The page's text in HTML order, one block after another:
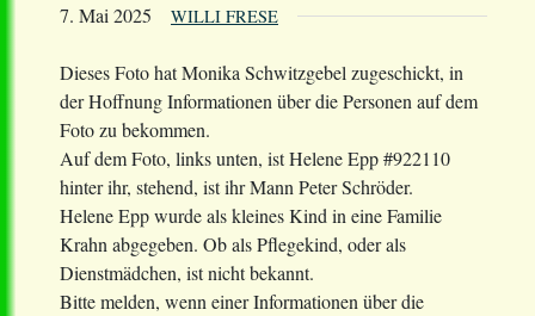
7. Mai 2025 WILLI FRESE
Dieses Foto hat Monika Schwitzgebel zugeschickt, in
der Hoffnung Informationen über die Personen auf dem
Foto zu bekommen.
Auf dem Foto, links unten, ist Helene Epp #922110
hinter ihr, stehend, ist ihr Mann Peter Schröder.
Helene Epp wurde als kleines Kind in eine Familie
Krahn abgegeben. Ob als Pflegekind, oder als
Dienstmädchen, ist nicht bekannt.
Bitte melden, wenn einer Informationen über die